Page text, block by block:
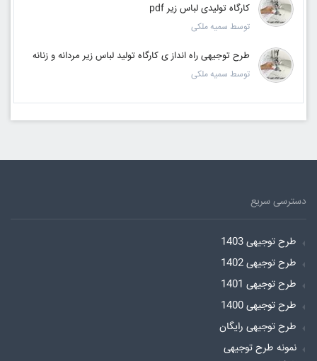
کارگاه تولیدی لباس زیر pdf
توسط سمیه ملکی
طرح توجیهی راه انداز ی کارگاه تولید لباس زیر مردانه و زنانه
توسط سمیه ملکی
دسترسی سریع
طرح توجیهی 1403
طرح توجیهی 1402
طرح توجیهی 1401
طرح توجیهی 1400
طرح توجیهی رایگان
نمونه طرح توجیهی